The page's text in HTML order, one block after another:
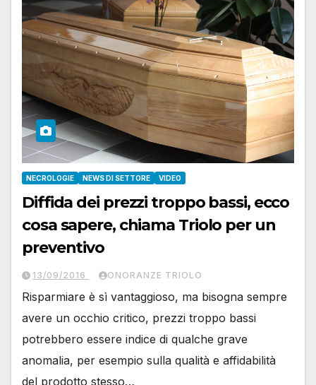
NECROLOGIE NEWS DI SETTORE VIDEO
Diffida dei prezzi troppo bassi, ecco
cosa sapere, chiama Triolo per un
preventivo
13/09/2016 ONORANZE TRIOLO
Risparmiare è sì vantaggioso, ma bisogna sempre
avere un occhio critico, prezzi troppo bassi
potrebbero essere indice di qualche grave
anomalia, per esempio sulla qualità e affidabilità
del prodotto stesso…